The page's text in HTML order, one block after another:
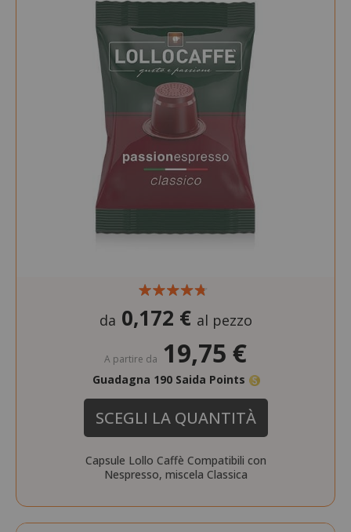
da 0,172 € al pezzo
A partire da 19,75 €
Guadagna 190 Saida Points
SCEGLI LA QUANTITÀ
Capsule Lollo Caffè Compatibili con
Nespresso, miscela Classica